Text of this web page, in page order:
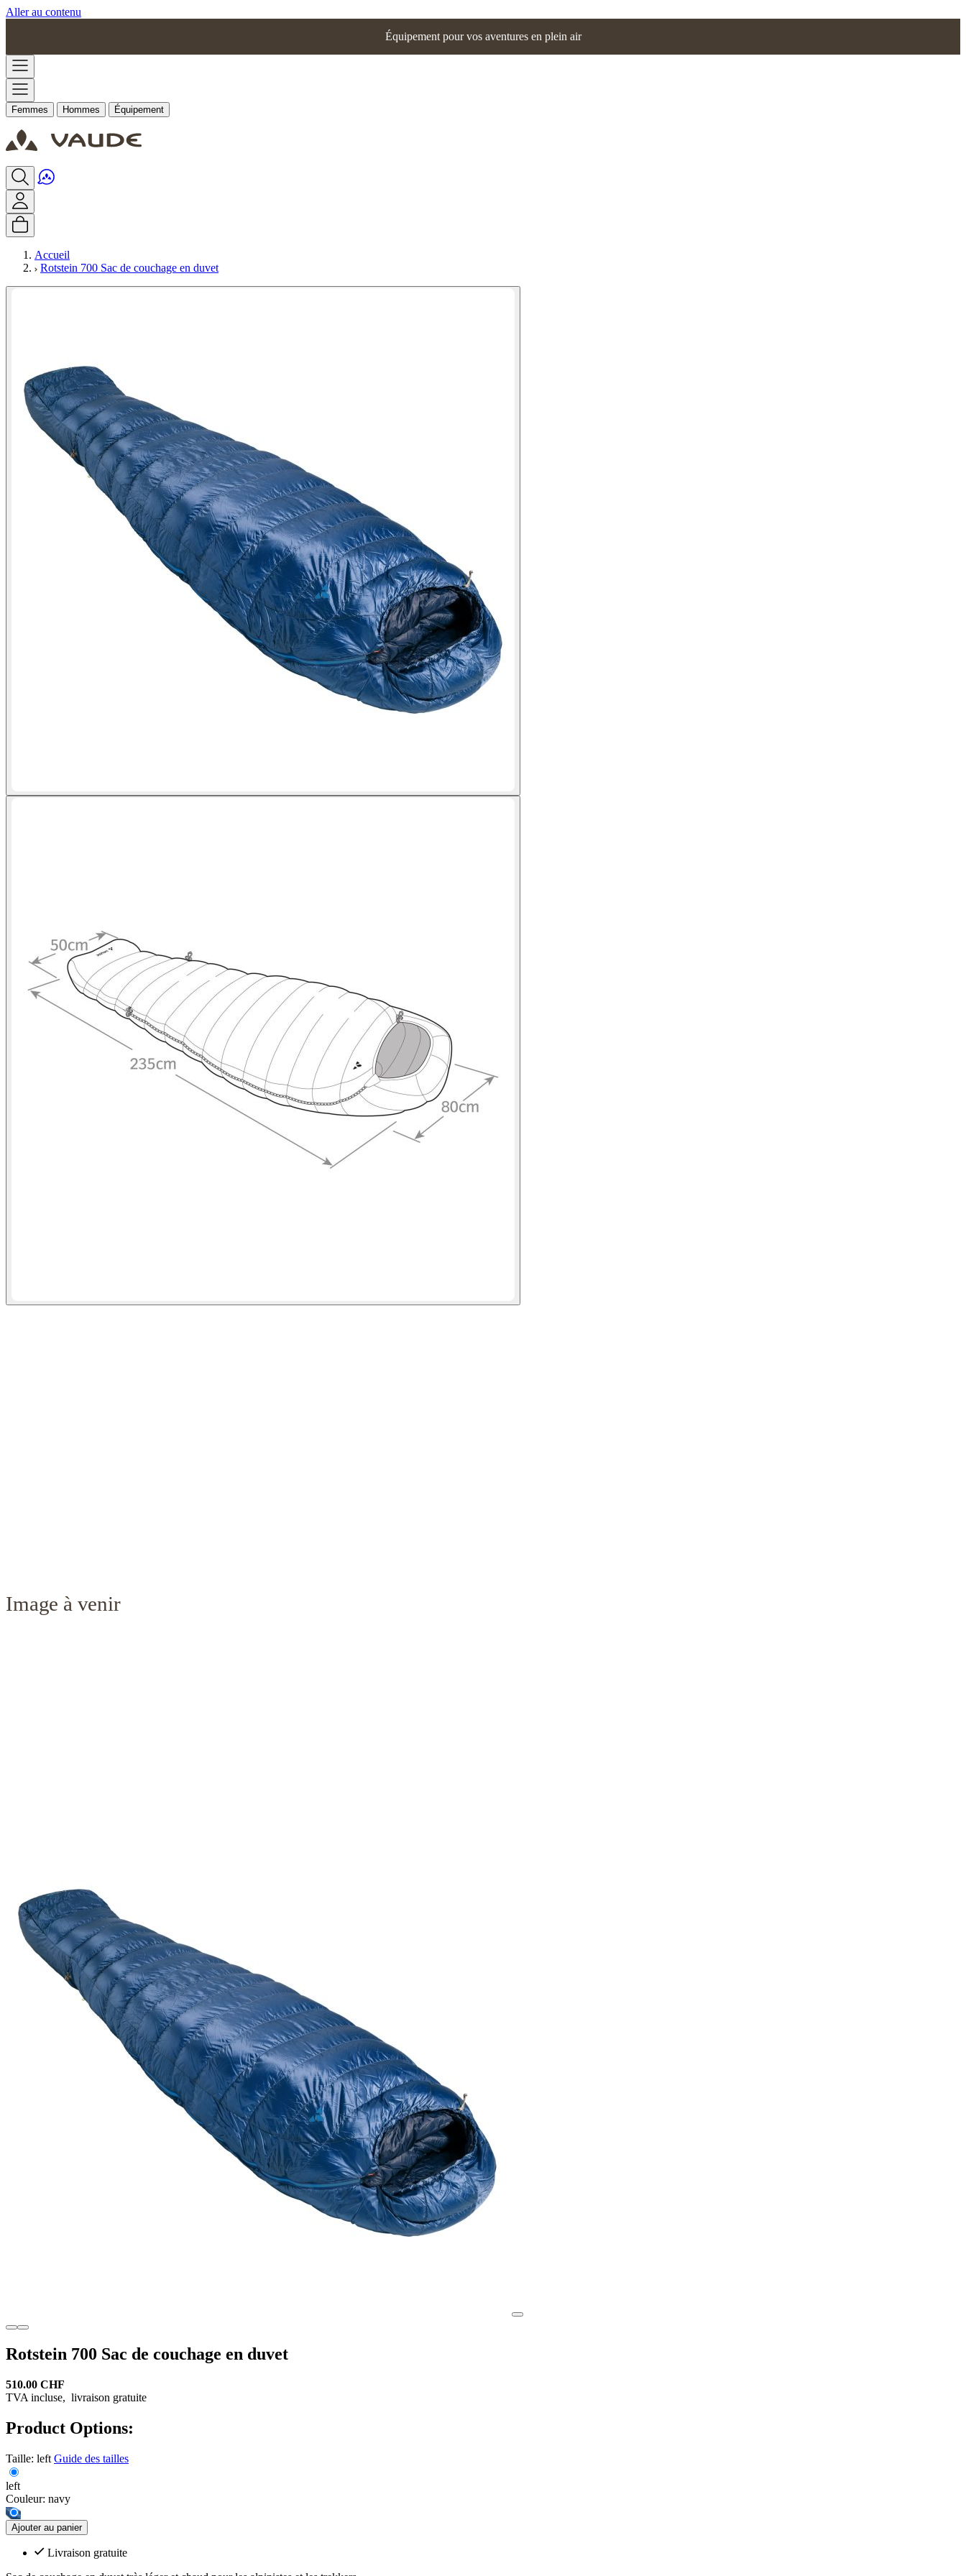
Aller au contenu
Équipement pour vos aventures en plein air
Femmes Hommes Équipement
Accueil
Rotstein 700 Sac de couchage en duvet
Rotstein 700 Sac de couchage en duvet
510.00 CHF
TVA incluse, livraison gratuite
Product Options:
Taille: left Guide des tailles
left
Couleur: navy
Ajouter au panier
Livraison gratuite